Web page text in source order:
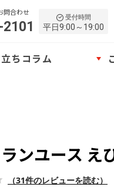
問合わせ
受付時間
平日9:00～19:00
ちコラム
ンユース え
（31件のレビューを読む）